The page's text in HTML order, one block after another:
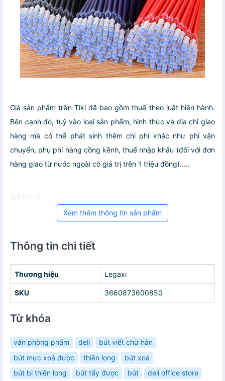
Giá sản phẩm trên Tiki đã bao gồm thuế theo luật hiện hành.
Bên cạnh đó, tuỳ vào loại sản phẩm, hình thức và địa chỉ giao
hàng mà có thể phát sinh thêm chi phí khác như phí vận
chuyển, phụ phí hàng cồng kềnh, thuế nhập khẩu (đối với đơn
hàng giao từ nước ngoài có giá trị trên 1 triệu đồng).....
Giá MSOL
Xem thêm thông tin sản phẩm
Thông tin chi tiết
Thương hiệu Legaxi
SKU 3660873600850
Từ khóa
văn phòng phẩm deli
bút viết chữ hàn
bút mực xoá được
thiên long
bút xoá
bút bi thiên long
bút tẩy được bút
deli office store